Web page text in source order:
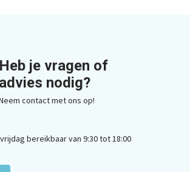
Heb je vragen of
advies nodig?
contact met ons op!
bereikbaar van 9:30 tot 18:00